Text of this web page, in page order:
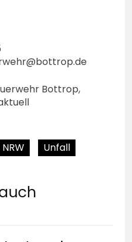
Bottrop,
NRW Unfall